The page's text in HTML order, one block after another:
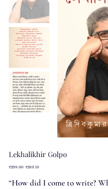
Lekhalikhir Golpo
Original
₹299.00 Sale
₹269.10
“How did I come to write?